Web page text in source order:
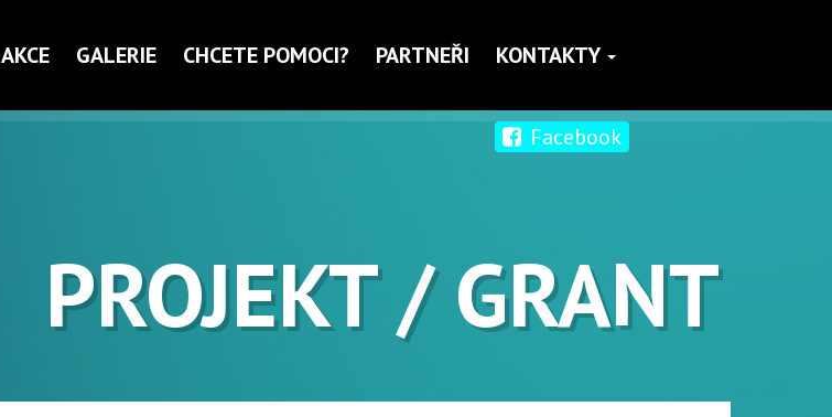
AKCE GALERIE CHCETE POMOCI? PARTNEŘI KONTAKTY
Facebook
PROJEKT / GRANT